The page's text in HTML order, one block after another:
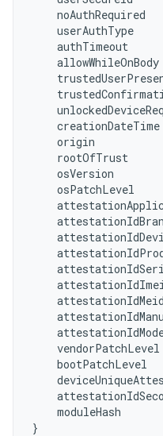
noAuthRequired
userAuthType
authTimeout
origin
rootOfTrust
osVersion
osPatchLevel
bootPatchLevel
moduleHash
}